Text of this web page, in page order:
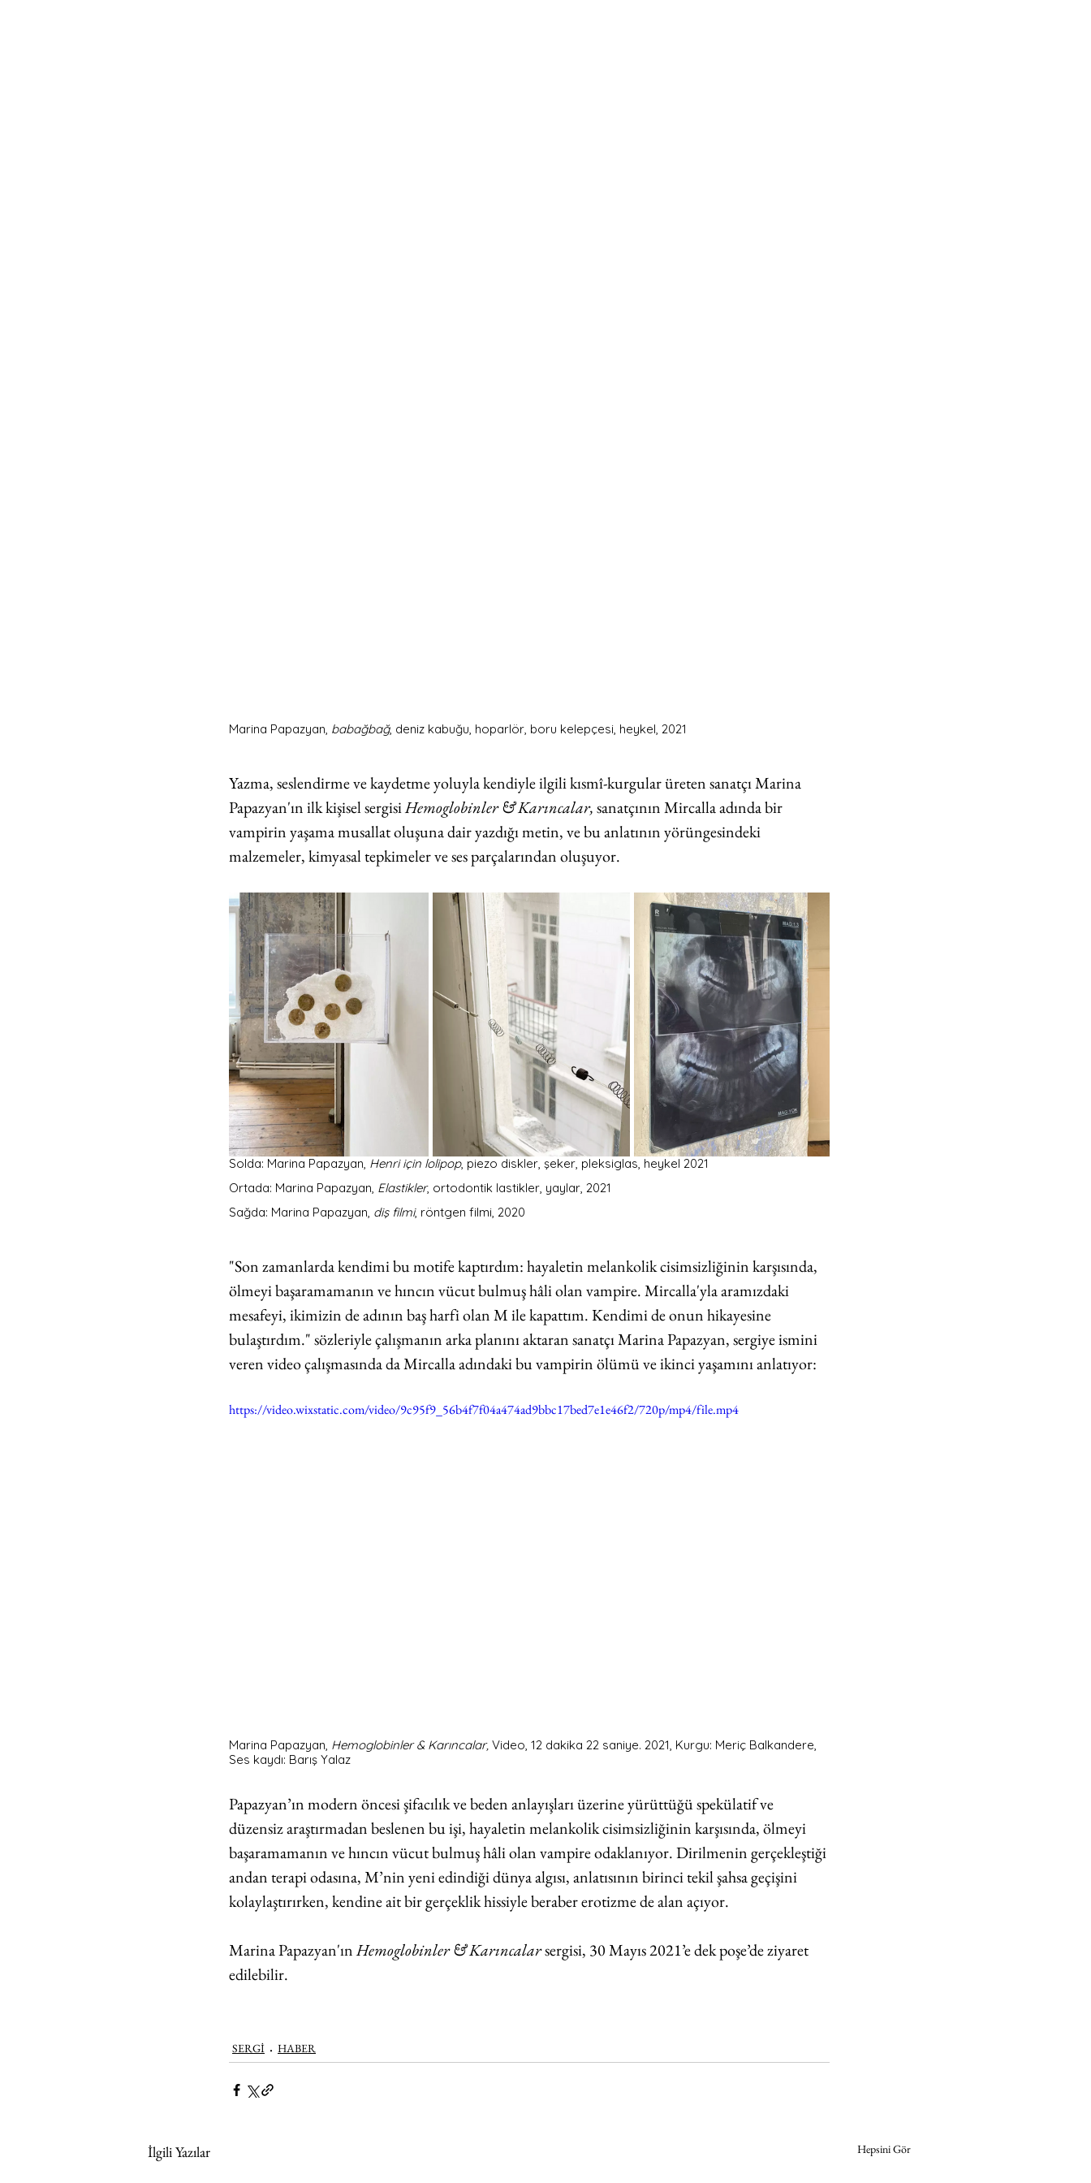
Marina Papazyan, babağbağ, deniz kabuğu, hoparlör, boru kelepçesi, heykel, 2021
Yazma, seslendirme ve kaydetme yoluyla kendiyle ilgili kısmî-kurgular üreten sanatçı Marina
Papazyan'ın ilk kişisel sergisi Hemoglobinler & Karıncalar, sanatçının Mircalla adında bir
vampirin yaşama musallat oluşuna dair yazdığı metin, ve bu anlatının yörüngesindeki
malzemeler, kimyasal tepkimeler ve ses parçalarından oluşuyor.
Solda: Marina Papazyan, Henri için lolipop, piezo diskler, şeker, pleksiglas, heykel 2021
Ortada: Marina Papazyan, Elastikler, ortodontik lastikler, yaylar, 2021
Sağda: Marina Papazyan, diş filmi, röntgen filmi, 2020
"Son zamanlarda kendimi bu motife kaptırdım: hayaletin melankolik cisimsizliğinin karşısında,
ölmeyi başaramamanın ve hıncın vücut bulmuş hâli olan vampire. Mircalla'yla aramızdaki
mesafeyi, ikimizin de adının baş harfi olan M ile kapattım. Kendimi de onun hikayesine
bulaştırdım." sözleriyle çalışmanın arka planını aktaran sanatçı Marina Papazyan, sergiye ismini
veren video çalışmasında da Mircalla adındaki bu vampirin ölümü ve ikinci yaşamını anlatıyor:
https://video.wixstatic.com/video/9c95f9_56b4f7f04a474ad9bbc17bed7e1e46f2/720p/mp4/file.mp4
Marina Papazyan, Hemoglobinler & Karıncalar, Video, 12 dakika 22 saniye. 2021, Kurgu: Meriç Balkandere,
Ses kaydı: Barış Yalaz
Papazyan’ın modern öncesi şifacılık ve beden anlayışları üzerine yürüttüğü spekülatif ve
düzensiz araştırmadan beslenen bu işi, hayaletin melankolik cisimsizliğinin karşısında, ölmeyi
başaramamanın ve hıncın vücut bulmuş hâli olan vampire odaklanıyor. Dirilmenin gerçekleştiği
andan terapi odasına, M’nin yeni edindiği dünya algısı, anlatısının birinci tekil şahsa geçişini
kolaylaştırırken, kendine ait bir gerçeklik hissiyle beraber erotizme de alan açıyor.
Marina Papazyan'ın Hemoglobinler & Karıncalar sergisi, 30 Mayıs 2021’e dek poşe’de ziyaret
edilebilir.
SERGİ HABER
İlgili Yazılar Hepsini Gör